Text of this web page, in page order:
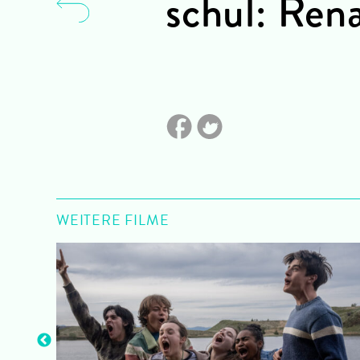
WEITERE FILME